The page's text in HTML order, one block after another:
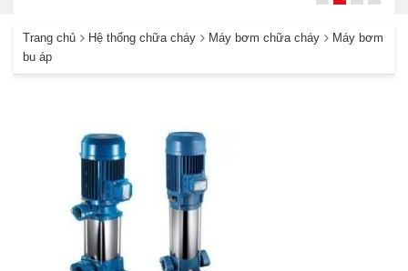
Trang chủ Hệ thống chữa cháy Máy bơm chữa cháy
Máy bơm
bu áp